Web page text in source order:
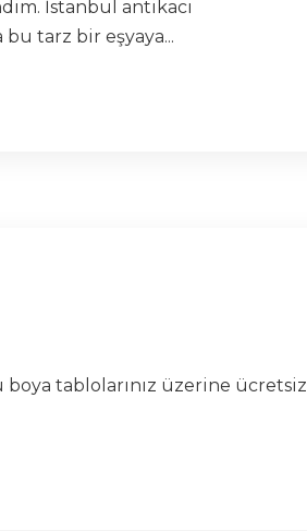
İstanbul antikacı
tarz bir eşyaya...
boya tablolarınız üzerine ücretsiz